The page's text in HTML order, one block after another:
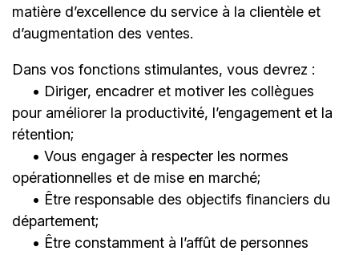
matière d’excellence du service à la clientèle et
d’augmentation des ventes.
Dans vos fonctions stimulantes, vous devrez :
• Diriger, encadrer et motiver les collègues
pour améliorer la productivité, l’engagement et la
rétention;
• Vous engager à respecter les normes
opérationnelles et de mise en marché;
• Être responsable des objectifs financiers du
département;
• Être constamment à l’affût de personnes